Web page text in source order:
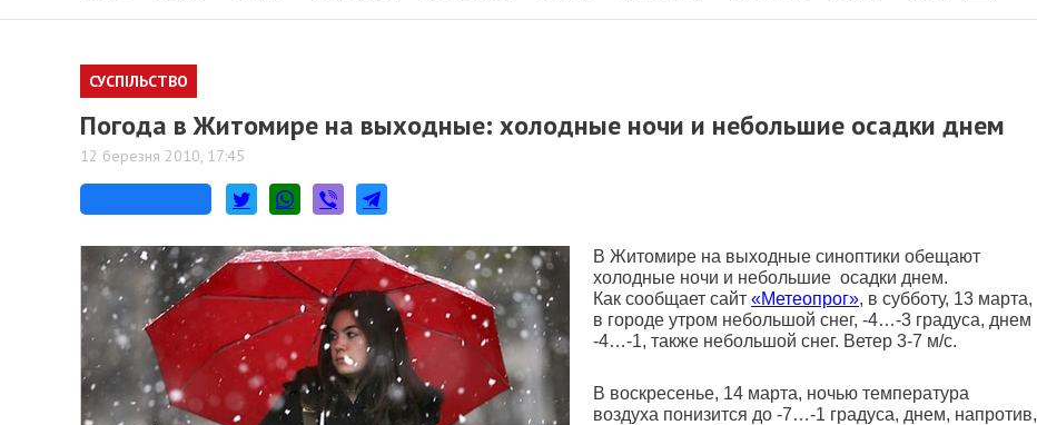
СУСПІЛЬСТВО
Погода в Житомире на выходные: холодные ночи и небольшие осадки днем
12 березня 2010, 17:45
В Житомире на выходные синоптики обещают
холодные ночи и небольшие осадки днем.
Как сообщает сайт «Метеопрог», в субботу, 13 марта,
в городе утром небольшой снег, -4…-3 градуса, днем
-4…-1, также небольшой снег. Ветер 3-7 м/с.
В воскресенье, 14 марта, ночью температура
воздуха понизится до -7…-1 градуса, днем, напротив,